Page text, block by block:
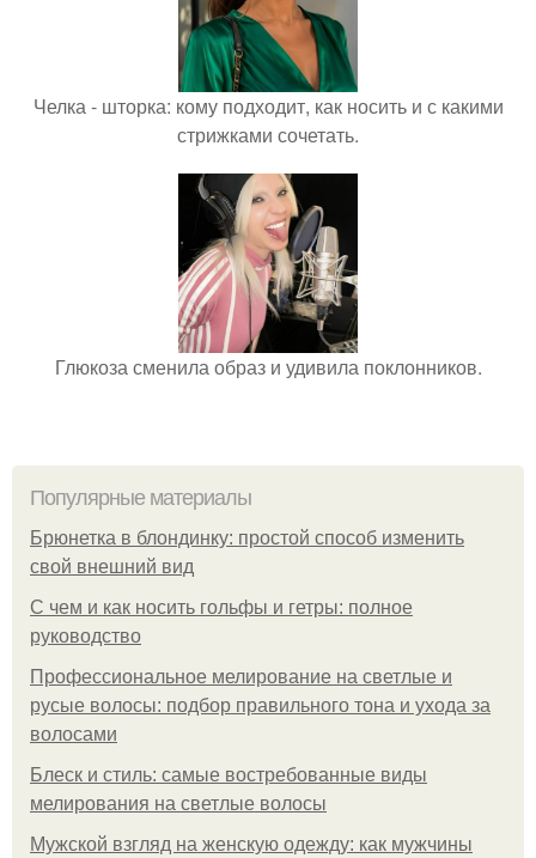
Челка - шторка: кому подходит, как носить и с какими
стрижками сочетать.
Глюкоза сменила образ и удивила поклонников.
Популярные материалы
Брюнетка в блондинку: простой способ изменить
свой внешний вид
С чем и как носить гольфы и гетры: полное
руководство
Профессиональное мелирование на светлые и
русые волосы: подбор правильного тона и ухода за
волосами
Блеск и стиль: самые востребованные виды
мелирования на светлые волосы
Мужской взгляд на женскую одежду: как мужчины